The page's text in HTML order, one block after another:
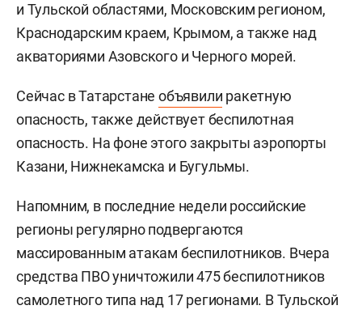
и Тульской областями, Московским регионом,
Краснодарским краем, Крымом, а также над
акваториями Азовского и Черного морей.
Сейчас в Татарстанеобъявили ракетную
опасность, также действует беспилотная
опасность. На фоне этого закрыты аэропорты
Казани, Нижнекамска и Бугульмы.
Напомним, в последние недели российские
регионы регулярно подвергаются
массированным атакам беспилотников. Вчера
средства ПВО уничтожили 475 беспилотников
самолетного типа над 17 регионами. В Тульской